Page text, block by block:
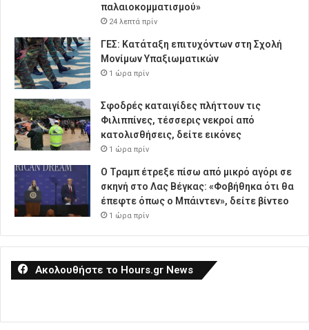
παλαιοκομματισμού»
24 λεπτά πρίν
ΓΕΣ: Κατάταξη επιτυχόντων στη Σχολή
Μονίμων Υπαξιωματικών
1 ώρα πρίν
Σφοδρές καταιγίδες πλήττουν τις
Φιλιππίνες, τέσσερις νεκροί από
κατολισθήσεις, δείτε εικόνες
1 ώρα πρίν
Ο Τραμπ έτρεξε πίσω από μικρό αγόρι σε
σκηνή στο Λας Βέγκας: «Φοβήθηκα ότι θα
έπεφτε όπως ο Μπάιντεν», δείτε βίντεο
1 ώρα πρίν
Ακολουθήστε το Hours.gr News